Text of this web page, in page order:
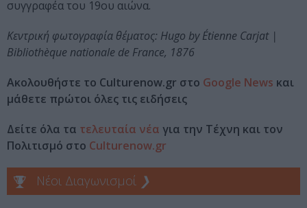
συγγραφέα του 19ου αιώνα.
Κεντρική φωτογραφία θέματος: Hugo by Étienne Carjat |
Bibliothèque nationale de France, 1876
Ακολουθήστε το Culturenow.gr στο Google News και
μάθετε πρώτοι όλες τις ειδήσεις
Δείτε όλα τα τελευταία νέα για την Τέχνη και τον
Πολιτισμό στο Culturenow.gr
Νέοι Διαγωνισμοί ❯